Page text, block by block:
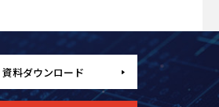
資料ダウンロード